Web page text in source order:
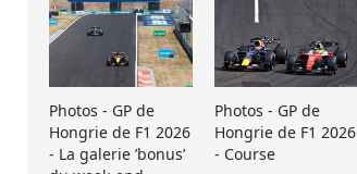
Photos - GP de
Hongrie de F1 2026
- La galerie ’bonus’
Photos - GP de
Hongrie de F1 2026
- Course